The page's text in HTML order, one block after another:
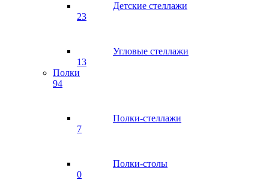
Детские стеллажи
23
Угловые стеллажи
13
Полки
94
Полки-стеллажи
7
Полки-столы
0